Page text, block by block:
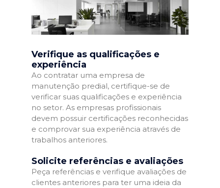
Verifique as qualificações e
experiência
Ao contratar uma empresa de
manutenção predial, certifique-se de
verificar suas qualificações e experiência
no setor. As empresas profissionais
devem possuir certificações reconhecidas
e comprovar sua experiência através de
trabalhos anteriores.
Solicite referências e avaliações
Peça referências e verifique avaliações de
clientes anteriores para ter uma ideia da